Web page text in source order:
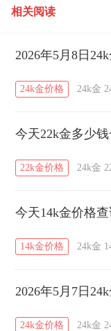
相关阅读
2026年5月8日
24k金价格 24k金
今天22k金多少
22k金价格 24k金
今天14k金价格
14k金价格 24k金
2026年5月7日
24k金价格 24k金